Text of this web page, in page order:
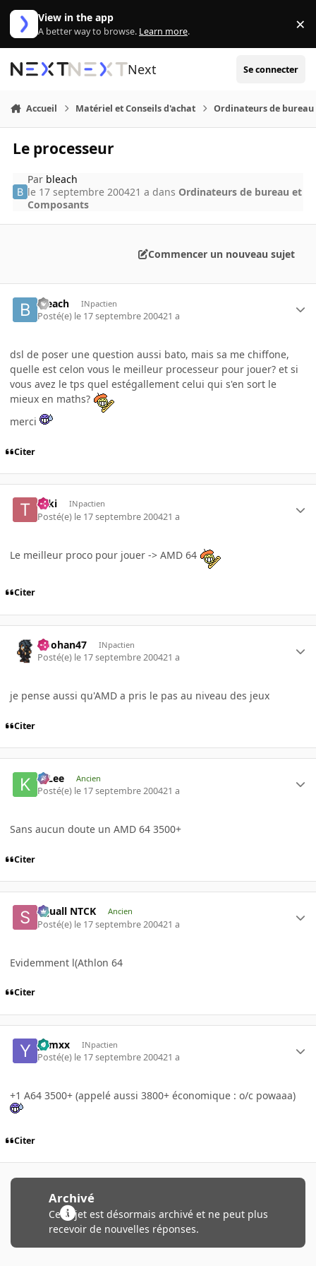
Aller au contenu
View in the app
A better way to browse. Learn more. ×
Next Se connecter
Accueil Matériel et Conseils d'achat Ordinateurs de bureau
Le processeur
Par bleach
le 17 septembre 200421 a dans Ordinateurs de bureau et
Composants
Commencer un nouveau sujet
bleach INpactien
Posté(e) le 17 septembre 200421 a
dsl de poser une question aussi bato, mais sa me chiffone,
quelle est celon vous le meilleur processeur pour jouer? et si
vous avez le tps quel estégallement celui qui s'en sort le
mieux en maths?
merci
Citer
Taki INpactien
Posté(e) le 17 septembre 200421 a
Le meilleur proco pour jouer -> AMD 64
Citer
Doohan47 INpactien
Posté(e) le 17 septembre 200421 a
je pense aussi qu'AMD a pris le pas au niveau des jeux
Citer
K-Lee Ancien
Posté(e) le 17 septembre 200421 a
Sans aucun doute un AMD 64 3500+
Citer
Squall NTCK Ancien
Posté(e) le 17 septembre 200421 a
Evidemment l(Athlon 64
Citer
yamxx INpactien
Posté(e) le 17 septembre 200421 a
+1 A64 3500+ (appelé aussi 3800+ économique : o/c powaaa)
Citer
Archivé
Ce sujet est désormais archivé et ne peut plus
recevoir de nouvelles réponses.